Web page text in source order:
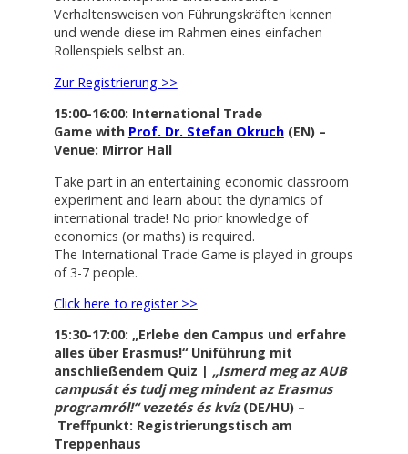
Verhaltensweisen von Führungskräften kennen
und wende diese im Rahmen eines einfachen
Rollenspiels selbst an.
Zur Registrierung >>
15:00-16:00: International Trade
Game with Prof. Dr. Stefan Okruch(EN) –
Venue: Mirror Hall
Take part in an entertaining economic classroom
experiment and learn about the dynamics of
international trade! No prior knowledge of
economics (or maths) is required.
The International Trade Game is played in groups
of 3-7 people.
Click here to register >>
15:30-17:00: „Erlebe den Campus und erfahre
alles über Erasmus!“ Uniführung mit
anschließendem Quiz | „Ismerd meg az AUB
campusát és tudj meg mindent az Erasmus
programról!“ vezetés és kvíz(DE/HU) –
Treffpunkt: Registrierungstisch am
Treppenhaus